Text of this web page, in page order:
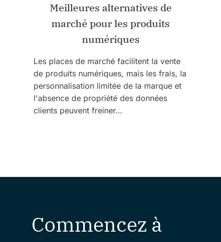
Meilleures alternatives de
marché pour les produits
numériques
Les places de marché facilitent la vente
de produits numériques, mais les frais, la
personnalisation limitée de la marque et
l'absence de propriété des données
clients peuvent freiner…
Commencez à